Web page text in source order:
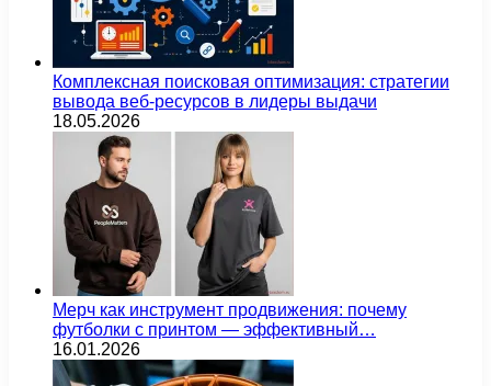
Комплексная поисковая оптимизация: стратегии
вывода веб-ресурсов в лидеры выдачи
18.05.2026
Мерч как инструмент продвижения: почему
футболки с принтом — эффективный…
16.01.2026